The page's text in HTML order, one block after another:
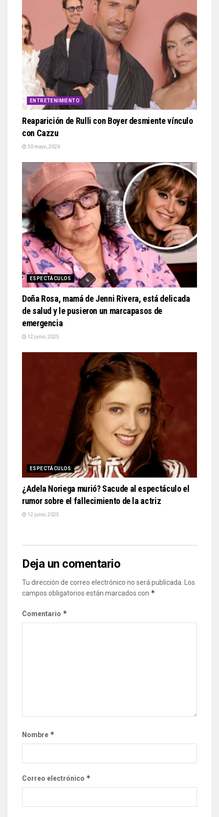
ENTRETENIMIENTO
Reaparición de Rulli con Boyer desmiente vínculo
con Cazzu
30 mayo, 2026
ESPECTÁCULOS
Doña Rosa, mamá de Jenni Rivera, está delicada
de salud y le pusieron un marcapasos de
emergencia
12 junio, 2025
ESPECTÁCULOS
¿Adela Noriega murió? Sacude al espectáculo el
rumor sobre el fallecimiento de la actriz
12 junio, 2025
Deja un comentario
Tu dirección de correo electrónico no será publicada.
Los
campos obligatorios están marcados con *
Comentario *
Nombre *
Correo electrónico *